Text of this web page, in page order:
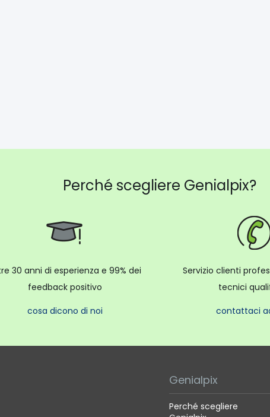
Perché scegliere Genialpix?
30 anni di esperienza e 99% dei
feedback positivo
cosa dicono di noi
Servizio clienti
tecnici
contattaci
Genialpix
Perché scegliere